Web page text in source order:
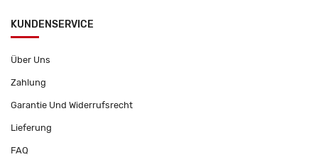
KUNDENSERVICE
Über Uns
Zahlung
Garantie Und Widerrufsrecht
Lieferung
FAQ